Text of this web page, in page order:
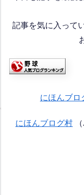
記事を気に入って
にほんブロ
にほんブログ村